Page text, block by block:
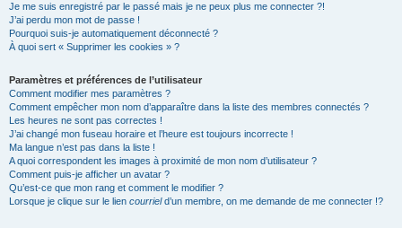
Je me suis enregistré par le passé mais je ne peux plus me connecter ?!
J’ai perdu mon mot de passe !
Pourquoi suis-je automatiquement déconnecté ?
À quoi sert « Supprimer les cookies » ?
Paramètres et préférences de l’utilisateur
Comment modifier mes paramètres ?
Comment empêcher mon nom d’apparaître dans la liste des membres connectés ?
Les heures ne sont pas correctes !
J’ai changé mon fuseau horaire et l’heure est toujours incorrecte !
Ma langue n’est pas dans la liste !
A quoi correspondent les images à proximité de mon nom d’utilisateur ?
Comment puis-je afficher un avatar ?
Qu’est-ce que mon rang et comment le modifier ?
Lorsque je clique sur le lien courrield’un membre, on me demande de me connecter !?